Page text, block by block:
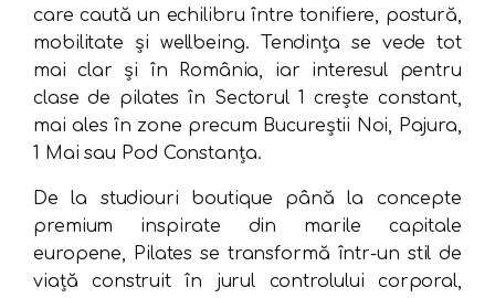
care caută un echilibru între tonifiere, postură,
mobilitate și wellbeing. Tendința se vede tot
mai clar și în România, iar interesul pentru
clase de pilates în Sectorul 1 crește constant,
mai ales în zone precum Bucureștii Noi, Pajura,
1 Mai sau Pod Constanța.
De la studiouri boutique până la concepte
premium inspirate din marile capitale
europene, Pilates se transformă într-un stil de
viață construit în jurul controlului corporal,